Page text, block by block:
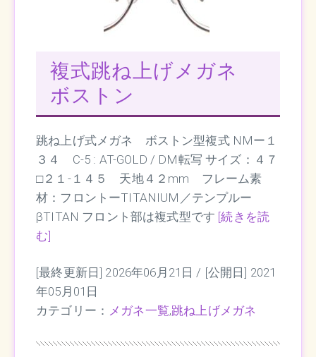
複式跳ね上げメガネ
ボストン
跳ね上げ式メガネ ボストン型複式 NMー１
３４ C-5 : AT-GOLD / DM転写 サイズ：４７
□２１-１４５ 天地４２mm フレーム素
材：フロントーTITANIUM／テンプルー
βTITAN フロント部は複式型です [続きを読
む]
[最終更新日] 2026年06月21日 / [公開日] 2021
年05月01日
カテゴリー： メガネ一覧,跳ね上げメガネ